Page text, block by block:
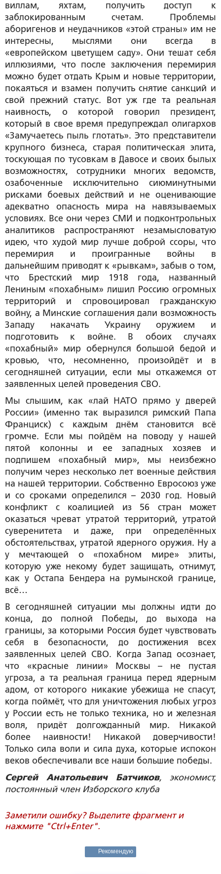
виллам, яхтам, получить доступ к
заблокированным счетам. Проблемы
аборигенов и неудачников «этой страны» им не
интересны, мыслями они всегда в
«европейском цветущем саду». Они тешат себя
иллюзиями, что после заключения перемирия
можно будет отдать Крым и новые территории,
покаяться и взамен получить снятие санкций и
свой прежний статус. Вот уж где та реальная
наивность, о которой говорил президент,
который в свое время предупреждал олигархов
«Замучаетесь пыль глотать». Это представители
крупного бизнеса, старая политическая элита,
тоскующая по тусовкам в Давосе и своих былых
возможностях, сотрудники многих ведомств,
озабоченные исключительно сиюминутными
рисками боевых действий и не оценивающие
адекватно опасность мира на навязываемых
условиях. Все они через СМИ и подконтрольных
аналитиков распространяют незамысловатую
идею, что худой мир лучше доброй ссоры, что
перемирия и проигранные войны в
дальнейшим приводят к «рывкам», забыв о том,
что Брестский мир 1918 года, названный
Лениным «похабным» лишил Россию огромных
территорий и спровоцировал гражданскую
войну, а Минские соглашения дали возможность
Западу накачать Украину оружием и
подготовить к войне. В обоих случаях
«похабный» мир обернулся большой бедой и
кровью, что, несомненно, произойдёт и в
сегодняшней ситуации, если мы откажемся от
заявленных целей проведения СВО.
Мы слышим, как «лай НАТО прямо у дверей
России» (именно так выразился римский Папа
Франциск) с каждым днём становится всё
громче. Если мы пойдём на поводу у нашей
пятой колонны и ее западных хозяев и
подпишем «похабный мир», мы неизбежно
получим через несколько лет военные действия
на нашей территории. Собственно Евросоюз уже
и со сроками определился – 2030 год. Новый
конфликт с коалицией из 56 стран может
оказаться чреват утратой территорий, утратой
суверенитета и даже, при определённых
обстоятельствах, утратой ядерного оружия. Ну а
у мечтающей о «похабном мире» элиты,
которую уже некому будет защищать, отнимут,
как у Остапа Бендера на румынской границе,
всё…
В сегодняшней ситуации мы должны идти до
конца, до полной Победы, до выхода на
границы, за которыми Россия будет чувствовать
себя в безопасности, до достижения всех
заявленных целей СВО. Когда Запад осознает,
что «красные линии» Москвы – не пустая
угроза, а та реальная граница перед ядерным
адом, от которого никакие убежища не спасут,
когда поймёт, что для уничтожения любых угроз
у России есть не только техника, но и железная
воля, придёт долгожданный мир. Никакой
более наивности! Никакой доверчивости!
Только сила воли и сила духа, которые испокон
веков обеспечивали все наши большие победы.
Сергей Анатольевич Батчиков, экономист,
постоянный член Изборского клуба
Заметили ошибку? Выделите фрагмент и
нажмите "Ctrl+Enter".
Рекомендую